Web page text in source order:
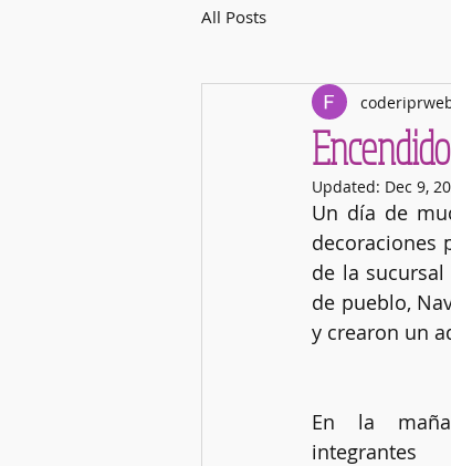
All Posts
Updated: Dec 9,
Un día de
decoraciones
de la sucursal
de pueblo,
y crearon un
En la